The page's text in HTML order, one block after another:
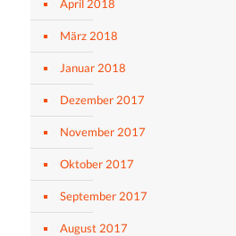
April 2018
März 2018
Januar 2018
Dezember 2017
November 2017
Oktober 2017
September 2017
August 2017